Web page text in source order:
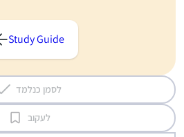
Study Guide
לסמן כנלמד
לעקוב